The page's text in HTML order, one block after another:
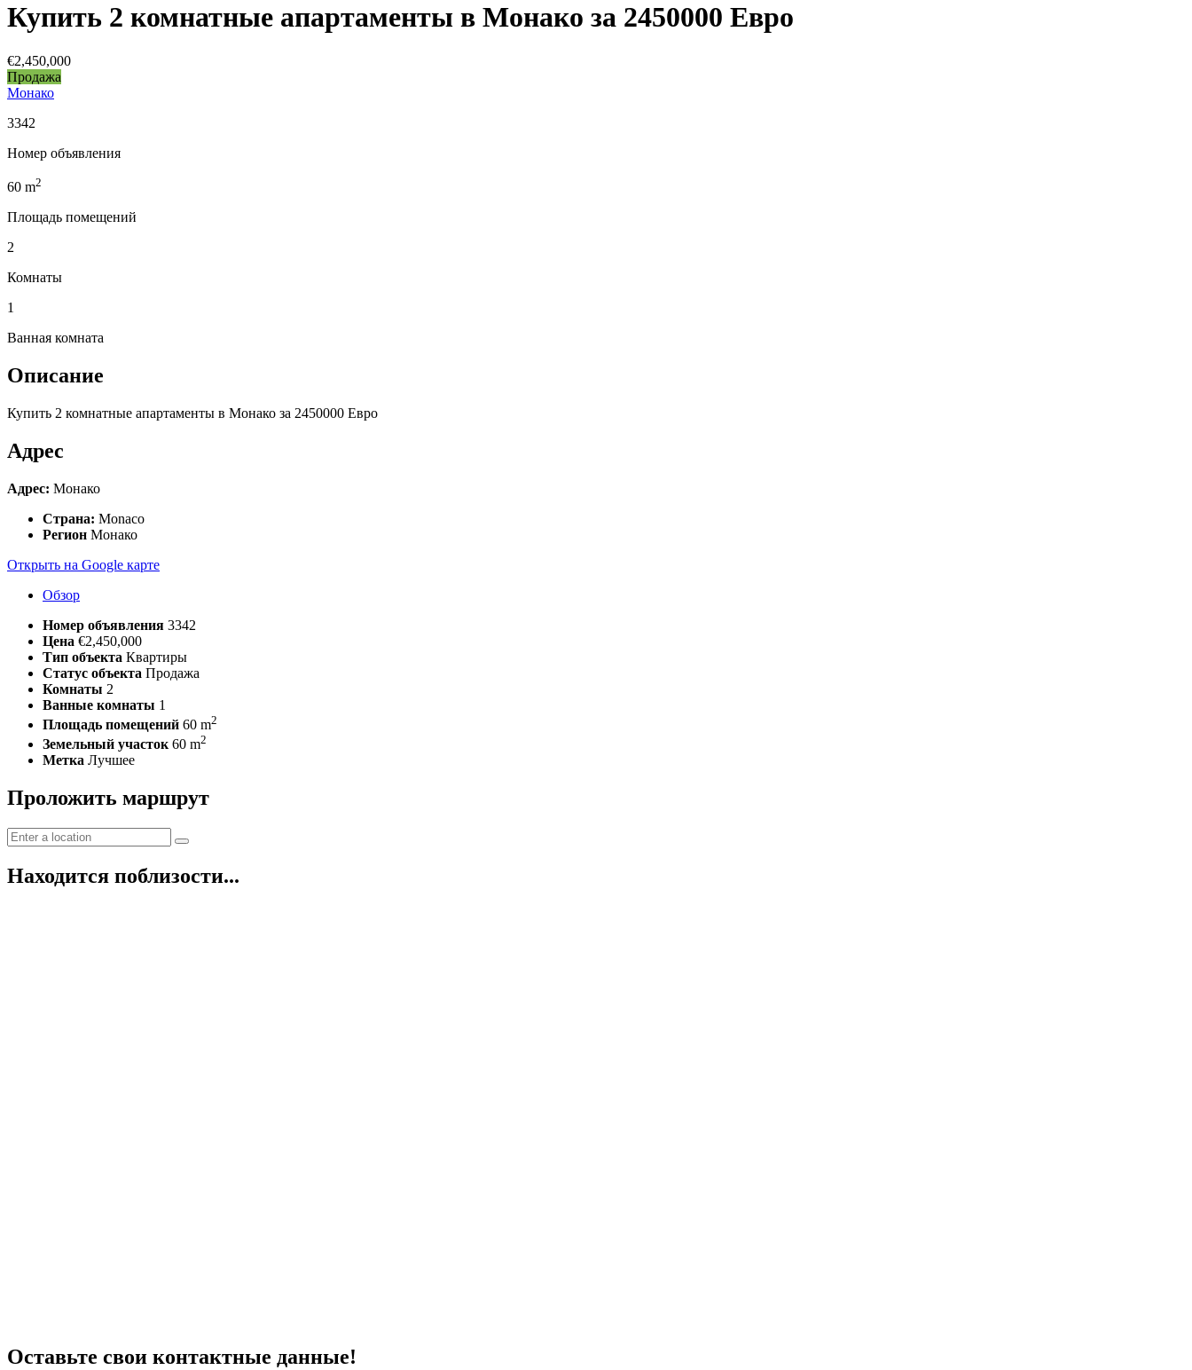
Купить 2 комнатные апартаменты в Монако за 2450000 Евро
€2,450,000
Продажа
Монако
3342
Номер объявления
60 m2
Площадь помещений
2
Комнаты
1
Ванная комната
Описание
Купить 2 комнатные апартаменты в Монако за 2450000 Евро
Адрес
Адрес: Монако
Страна: Monaco
Регион Монако
Открыть на Google карте
Обзор
Номер объявления 3342
Цена €2,450,000
Тип объекта Квартиры
Статус объекта Продажа
Комнаты 2
Ванные комнаты 1
Площадь помещений 60 m2
Земельный участок 60 m2
Метка Лучшее
Проложить маршрут
Находится поблизости...
Оставьте свои контактные данные!